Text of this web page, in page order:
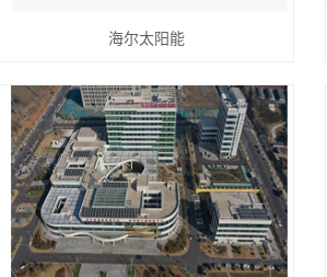
海尔太阳能